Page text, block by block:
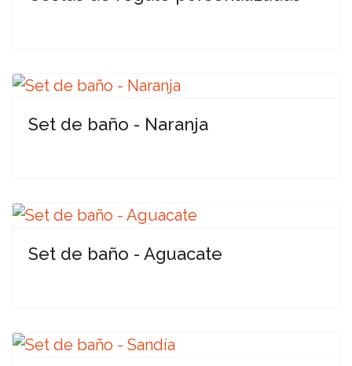
Set de baño - Naranja
Set de baño - Aguacate